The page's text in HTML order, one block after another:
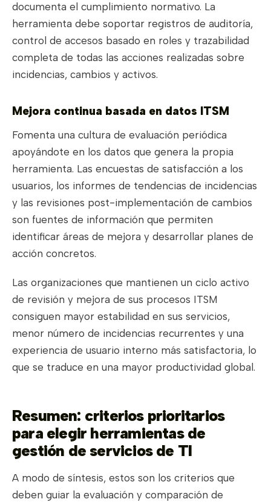
documenta el cumplimiento normativo. La
herramienta debe soportar registros de auditoría,
control de accesos basado en roles y trazabilidad
completa de todas las acciones realizadas sobre
incidencias, cambios y activos.
Mejora continua basada en datos ITSM
Fomenta una cultura de evaluación periódica
apoyándote en los datos que genera la propia
herramienta. Las encuestas de satisfacción a los
usuarios, los informes de tendencias de incidencias
y las revisiones post-implementación de cambios
son fuentes de información que permiten
identificar áreas de mejora y desarrollar planes de
acción concretos.
Las organizaciones que mantienen un ciclo activo
de revisión y mejora de sus procesos ITSM
consiguen mayor estabilidad en sus servicios,
menor número de incidencias recurrentes y una
experiencia de usuario interno más satisfactoria, lo
que se traduce en una mayor productividad global.
Resumen: criterios prioritarios
para elegir herramientas de
gestión de servicios de TI
A modo de síntesis, estos son los criterios que
deben guiar la evaluación y comparación de